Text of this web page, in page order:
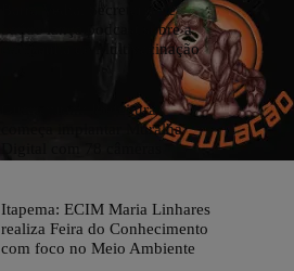
Barra Velha: Secretaria de
Saúde lança podcast sobre a
campanha de Multivacinação
Guaramirim: Prefeitura
começa implantar Muralha
Itapema: ECIM Maria Linhares
realiza Feira do Conhecimento
com foco no Meio Ambiente